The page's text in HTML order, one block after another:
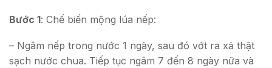
Bước 1: Chế biến mộng lúa nếp:
– Ngâm nếp trong nước 1 ngày, sau đó vớt ra xả thật
sạch nước chua. Tiếp tục ngâm 7 đến 8 ngày nữa và